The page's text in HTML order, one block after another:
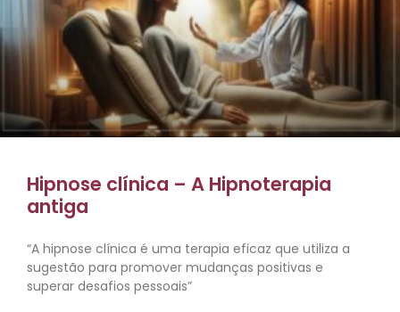
Hipnose clínica – A Hipnoterapia
antiga
“A hipnose clínica é uma terapia eficaz que utiliza a
sugestão para promover mudanças positivas e
superar desafios pessoais”